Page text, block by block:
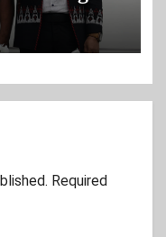
Required